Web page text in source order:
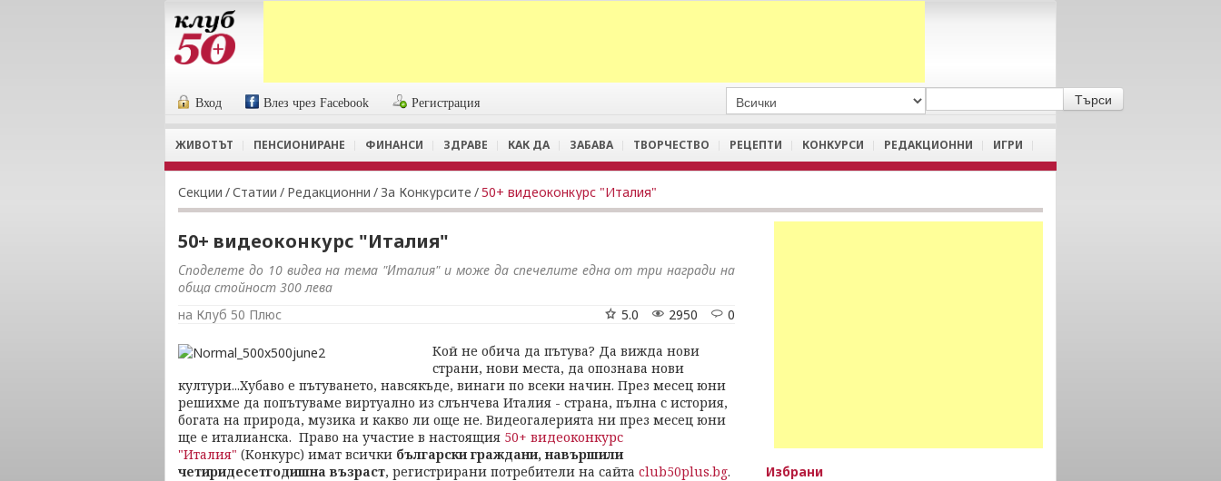
Вход Влез чрез Facebook Регистрация
ЖИВОТЪТ ПЕНСИОНИРАНЕ ФИНАНСИ ЗДРАВЕ КАК ДА ЗАБАВА ТВОРЧЕСТВО РЕЦЕПТИ КОНКУРСИ РЕДАКЦИОННИ ИГРИ
Секции /Статии / Редакционни / За Конкурсите /50+ видеоконкурс "Италия"
50+ видеоконкурс "Италия"
Споделете до 10 видеа на тема "Италия" и може да спечелите една от три награди на
обща стойност 300 лева
на Клуб 50 Плюс
0
2950
5.0
Кой не обича да пътува? Да вижда нови
страни, нови места, да опознава нови
култури...Хубаво е пътуването, навсякъде, винаги по всеки начин. През месец юни
решихме да попътуваме виртуално из слънчева Италия - страна, пълна с история,
богата на природа, музика и какво ли още не. Видеогалерията ни през месец юни
ще е италианска. Право на участие в настоящия 50+ видеоконкурс
"Италия" (Конкурс) имат всички български граждани, навършили
четиридесетгодишна възраст, регистрирани потребители на сайта club50plus.bg.
Избрани